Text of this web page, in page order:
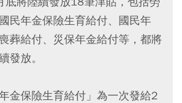
民年金保險生育給付、國民年
葬給付、災保年金給付等，都將
發放。
金保險生育給付」為一次發給2